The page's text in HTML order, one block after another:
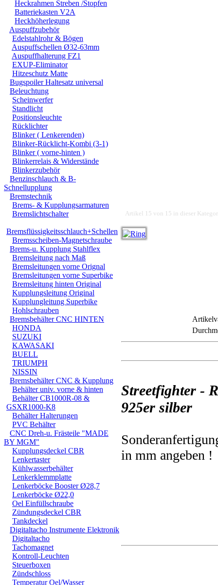
Heckrahmen Streben /Stopfen
Batteriekasten V2A
Heckhöherlegung
Auspuffzubehör
Edelstahlrohr & Bögen
Auspuffschellen Ø32-63mm
Auspuffhalterung FZ1
EXUP-Eliminator
Hitzeschutz Matte
Bugspoiler Haltesatz universal
Beleuchtung
Scheinwerfer
Standlicht
Positionsleuchte
Rücklichter
Blinker ( Lenkerenden)
Blinker-Rücklicht-Kombi (3-1)
Blinker ( vorne-hinten )
Blinkerrelais & Widerstände
Blinkerzubehör
Benzinschlauch & B-
Schnellupplung
Bremstechnik
Brems- & Kupplungsarmaturen
Bremslichtschalter
Bremsflüssigkeitsschlauch+Schellen
Bremsscheiben-Magnetschraube
Brems-u. Kupplung Stahlflex
Bremsleitung nach Maß
Bremsleitungen vorne Orignal
Bremsleitungen vorne Superbike
Bremsleitung hinten Original
Kupplungsleitung Original
Kupplungleitung Superbike
Hohlschrauben
Bremsbehälter CNC HINTEN
HONDA
SUZUKI
KAWASAKI
BUELL
TRIUMPH
NISSIN
Bremsbehälter CNC & Kupplung
Behälter univ. vorne & hinten
Behälter CB1000R-08 &
GSXR1000-K8
Behälter Halterungen
PVC Behälter
CNC Dreh-u. Frästeile "MADE
BY MGM"
Kupplungsdeckel CBR
Lenkertaster
Kühlwasserbehälter
Lenkerklemmplatte
Lenkerböcke Booster Ø28,7
Lenkerböcke Ø22,0
Oel Einfüllschraube
Zündungsdeckel CBR
Tankdeckel
Digitaltacho Instrumente Elektronik
Digitaltacho
Tachomagnet
Kontroll-Leuchten
Steuerboxen
Zündschloss
Temperatur Oel/Wasser
Artikel 15 von 15 in dieser
Streetfighter -
925er silber
in mm angeben